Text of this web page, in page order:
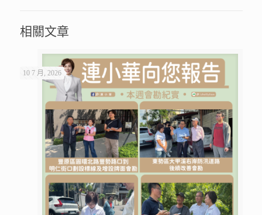
相關文章
10 7 月, 2026